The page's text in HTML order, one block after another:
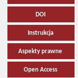
DOI
Instrukcja
Aspekty prawne
Open Access